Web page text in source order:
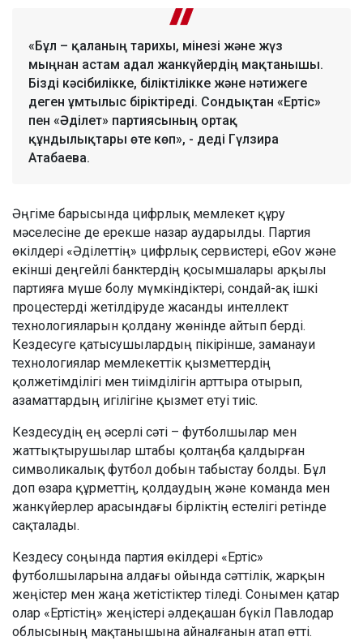
«Бұл – қаланың тарихы, мінезі және жүз
мыңнан астам адал жанкүйердің мақтанышы.
Бізді кәсібилікке, біліктілікке және нәтижеге
деген ұмтылыс біріктіреді. Сондықтан «Ертіс»
пен «Әділет» партиясының ортақ
құндылықтары өте көп», - деді Гүлзира
Атабаева.
Әңгіме барысында цифрлық мемлекет құру
мәселесіне де ерекше назар аударылды. Партия
өкілдері «Әділеттің» цифрлық сервистері, eGov және
екінші деңгейлі банктердің қосымшалары арқылы
партияға мүше болу мүмкіндіктері, сондай-ақ ішкі
процестерді жетілдіруде жасанды интеллект
технологияларын қолдану жөнінде айтып берді.
Кездесуге қатысушылардың пікірінше, заманауи
технологиялар мемлекеттік қызметтердің
қолжетімділігі мен тиімділігін арттыра отырып,
азаматтардың игілігіне қызмет етуі тиіс.
Кездесудің ең әсерлі сәті – футболшылар мен
жаттықтырушылар штабы қолтаңба қалдырған
символикалық футбол добын табыстау болды. Бұл
доп өзара құрметтің, қолдаудың және команда мен
жанкүйерлер арасындағы бірліктің естелігі ретінде
сақталады.
Кездесу соңында партия өкілдері «Ертіс»
футболшыларына алдағы ойында сәттілік, жарқын
жеңістер мен жаңа жетістіктер тіледі. Сонымен қатар
олар «Ертістің» жеңістері әлдеқашан бүкіл Павлодар
облысының мақтанышына айналғанын атап өтті.